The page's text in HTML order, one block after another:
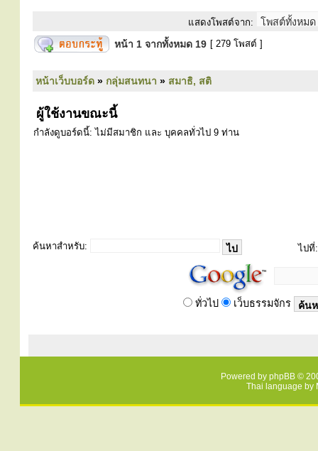
แสดงโพสต์จาก:
หน้า 1 จากทั้งหมด 19 [ 279 โพสต์ ]
หน้าเว็บบอร์ด » กลุ่มสนทนา » สมาธิ, สติ
ผู้ใช้งานขณะนี้
กำลังดูบอร์ดนี้: ไม่มีสมาชิก และ บุคคลทั่วไป 9 ท่าน
ค้นหาสำหรับ: ไปที่:
ทั่วไป เว็บธรรมจักร
Powered by phpBB ©
Thai language by